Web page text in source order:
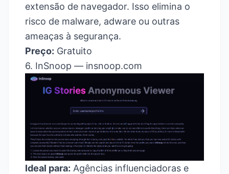
extensão de navegador. Isso elimina o
risco de malware, adware ou outras
ameaças à segurança.
Preço: Gratuito
6. InSnoop — insnoop.com
Ideal para: Agências influenciadoras e